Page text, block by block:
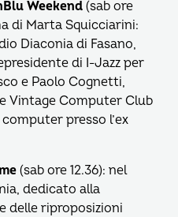
Weekend (sab ore
di Marta Squicciarini:
Diaconia di Fasano,
di I-Jazz per
e Paolo Cognetti,
Vintage Computer Club
presso l’ex
(sab ore 12.36): nel
dedicato alla
delle riproposizioni